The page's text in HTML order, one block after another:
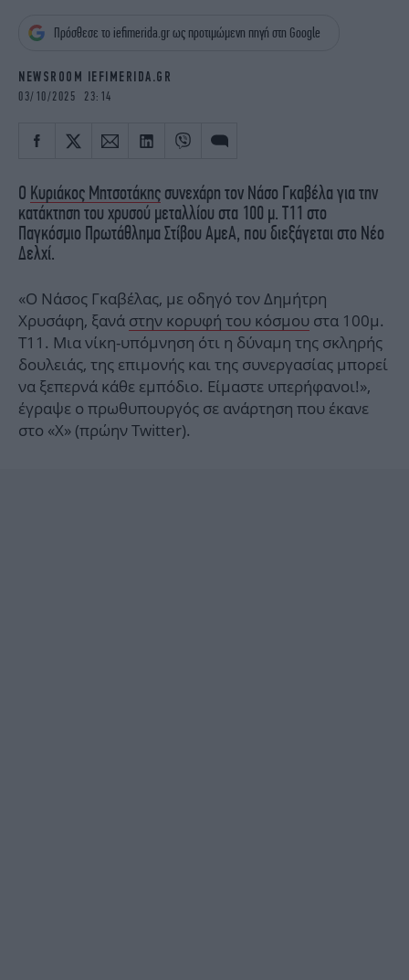
OSCARS
THE OCEAN
Πρόσθεσε το iefimerida.gr ως προτιμώμενη πηγή στη Google
NEWSROOM IEFIMERIDA.GR
03/10/2025 23:14
Ο Κυριάκος Μητσοτάκης συνεχάρη τον Νάσο Γκαβέλα για την
κατάκτηση του χρυσού μεταλλίου στα 100 μ. Τ11 στο
Παγκόσμιο Πρωτάθλημα Στίβου ΑμεΑ, που διεξάγεται στο Νέο
Δελχί.
«Ο Νάσος Γκαβέλας, με οδηγό τον Δημήτρη
Χρυσάφη, ξανά στην κορυφή του κόσμου στα 100μ.
Τ11. Μια νίκη-υπόμνηση ότι η δύναμη της σκληρής
δουλειάς, της επιμονής και της συνεργασίας μπορεί
να ξεπερνά κάθε εμπόδιο. Είμαστε υπερήφανοι!»,
έγραψε ο πρωθυπουργός σε ανάρτηση που έκανε
στο «Χ» (πρώην Twitter).